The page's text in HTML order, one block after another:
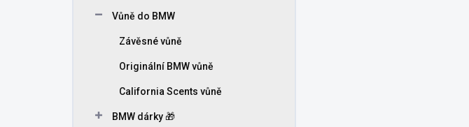
Vůně do BMW
Závěsné vůně
Originální BMW vůně
California Scents vůně
BMW dárky 🎁